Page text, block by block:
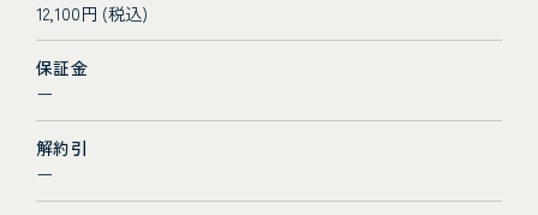
12,100円 (税込)
保証金
ー
解約引
ー